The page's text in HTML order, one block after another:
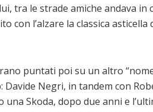
tra le strade amiche andava in
con l’alzare la classica
puntati poi su un altro
Negri, in tandem con
Skoda, dopo due anni e